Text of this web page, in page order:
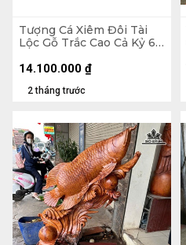
Tượng Cá Xiêm Đôi Tài
Lộc Gỗ Trắc Cao Cả Kỷ 66
Kỷ Cao 10
2 tháng trước
14.100.000 ₫